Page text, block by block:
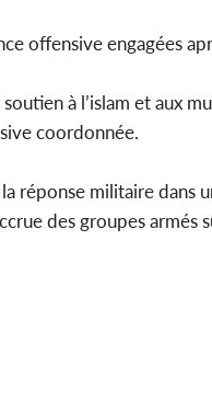
offensive engagées
à l’islam et aux
coordonnée.
réponse militaire dans
des groupes armés